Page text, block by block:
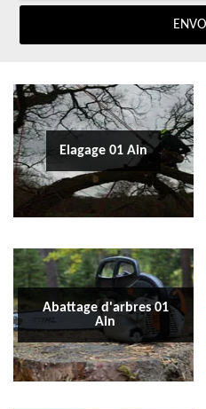
Elagage 01 Ain
Abattage d'arbres 01
Ain